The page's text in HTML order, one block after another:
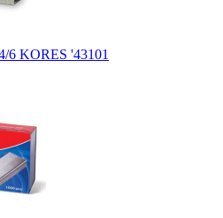
6 KORES '43101